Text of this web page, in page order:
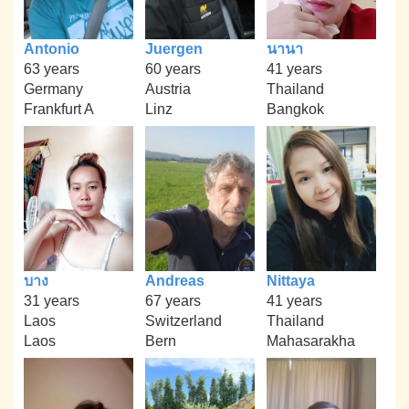
Antonio
63 years
Germany
Frankfurt A
Juergen
60 years
Austria
Linz
นานา
41 years
Thailand
Bangkok
บาง
31 years
Laos
Laos
Andreas
67 years
Switzerland
Bern
Nittaya
41 years
Thailand
Mahasarakha